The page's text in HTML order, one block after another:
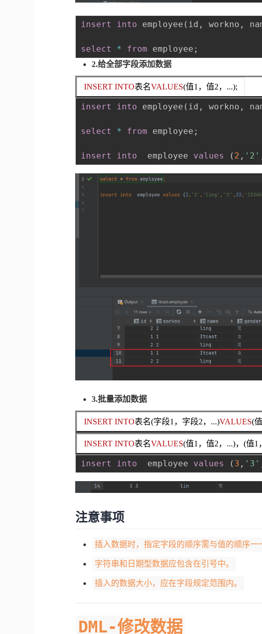
insert into employee ( id , workno ,
select * from employee ;
2.给全部字段添加数据
INSERT INTO表名VALUES(值1，值2，...);
insert into employee ( id , workno ,
select * from employee ;
insert into
  employee
values ( 2 , '2'
3.批量添加数据
INSERT INTO表名(字段1，字段2，...)VALUES(
INSERT INTO表名VALUES(值1，值2，...)，(值1
insert into
  employee
values ( 3 , '3'
注意事项
插入数据时，指定字段的顺序需与值的顺序一
字符串和日期型数据应包含在引号中。
插入的数据大小，应在字段规定范围内。
DML-修改数据